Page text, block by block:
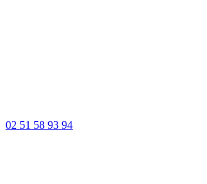
02 51 58 93 94